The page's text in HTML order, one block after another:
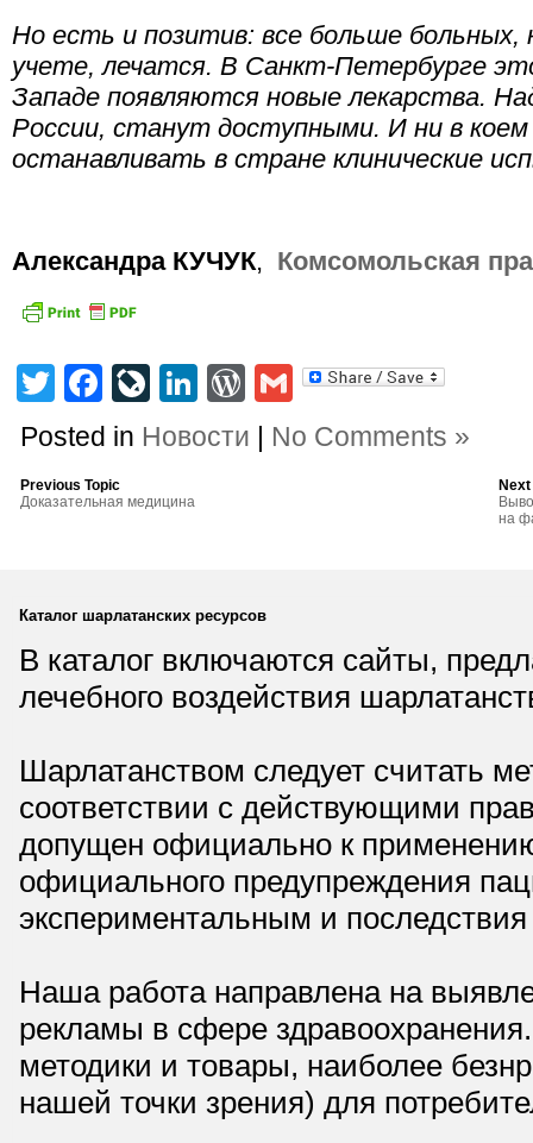
Но есть и позитив: все больше
учете, лечатся. В Санкт-Петербурге
Западе появляются новые лекарства.
России, станут доступными. И ни в коем
останавливать в стране клинические
Александра КУЧУК, Комсомольская
TwitterFacebook
LiveJournal
LinkedIn
WordPress
Gmail
Posted in Новости | No Comments »
Previous Topic
Доказательная медицина
на
Каталог шарлатанских ресурсов
В каталог включаются сайты,
лечебного воздействия
Шарлатанством следует считать
соответствии с действующими
допущен официально к
официального предупреждения
экспериментальным и
Наша работа направлена на
рекламы в сфере
методики и товары, наиболее
нашей точки зрения) для